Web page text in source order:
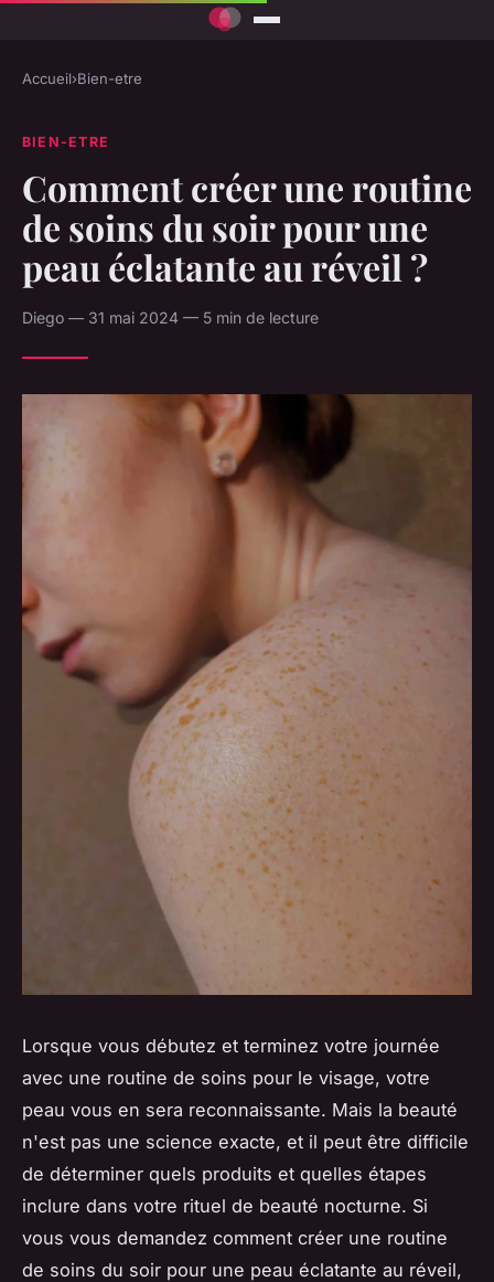
Accueil›Bien-etre
BIEN-ETRE
Comment créer une routine
de soins du soir pour une
peau éclatante au réveil ?
Diego — 31 mai 2024 — 5 min de lecture
Lorsque vous débutez et terminez votre journée
avec une routine de soins pour le visage, votre
peau vous en sera reconnaissante. Mais la beauté
n'est pas une science exacte, et il peut être difficile
de déterminer quels produits et quelles étapes
inclure dans votre rituel de beauté nocturne. Si
vous vous demandez comment créer une routine
de soins du soir pour une peau éclatante au réveil,